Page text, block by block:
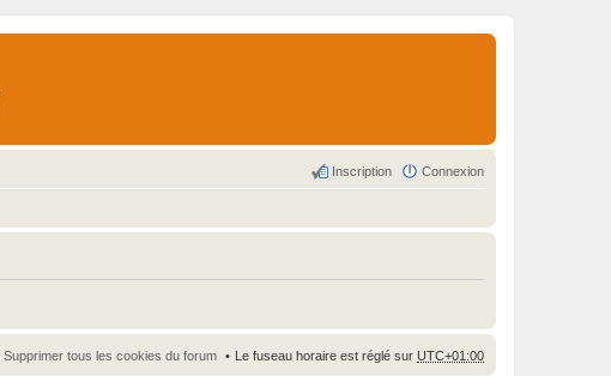
Connexion
Inscription
Le fuseau horaire est réglé sur UTC+01:00
Supprimer tous les cookies du forum